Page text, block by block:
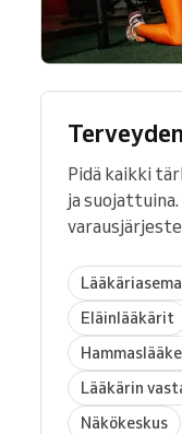
Pidä kaikki
ja
Eläinlääkärit
Lääkärin
Näkökeskus